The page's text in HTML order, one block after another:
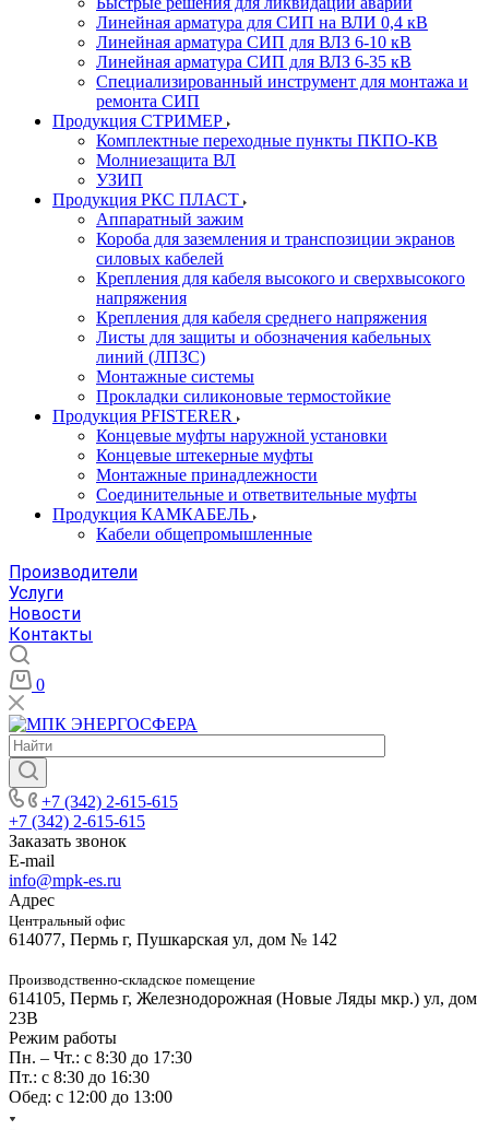
Линейная арматура для СИП на ВЛИ 0,4 кВ
Линейная арматура СИП для ВЛЗ 6-10 кВ
Линейная арматура СИП для ВЛЗ 6-35 кВ
Специализированный инструмент для монтажа и
ремонта СИП
Продукция СТРИМЕР
Комплектные переходные пункты ПКПО-КВ
Молниезащита ВЛ
УЗИП
Продукция РКС ПЛАСТ
Аппаратный зажим
Короба для заземления и транспозиции экранов
силовых кабелей
Крепления для кабеля высокого и сверхвысокого
напряжения
Крепления для кабеля среднего напряжения
Листы для защиты и обозначения кабельных
линий (ЛПЗС)
Монтажные системы
Прокладки силиконовые термостойкие
Продукция PFISTERER
Концевые муфты наружной установки
Концевые штекерные муфты
Монтажные принадлежности
Соединительные и ответвительные муфты
Продукция КАМКАБЕЛЬ
Кабели общепромышленные
Производители
Услуги
Новости
Контакты
0
+7 (342) 2-615-615
+7 (342) 2-615-615
Заказать звонок
E-mail
info@mpk-es.ru
Адрес
Центральный офис
614077, Пермь г, Пушкарская ул, дом № 142
Производственно-складское помещение
614105, Пермь г, Железнодорожная (Новые Ляды мкр.) ул, дом
23В
Режим работы
Пн. – Чт.: с 8:30 до 17:30
Пт.: с 8:30 до 16:30
Обед: с 12:00 до 13:00